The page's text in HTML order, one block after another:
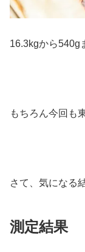
16.3kgから540g
もちろん今回も
さて、気になる
測定結果